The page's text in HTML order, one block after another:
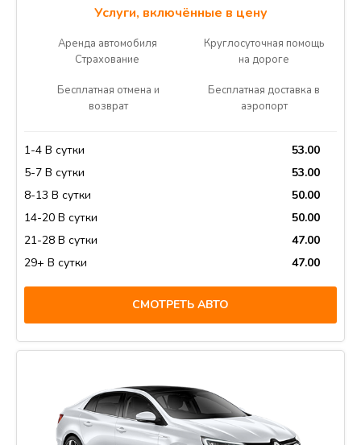
Услуги, включённые в цену
Аренда автомобиля
Страхование
Круглосуточная помощь
на дороге
Бесплатная отмена и
возврат
Бесплатная доставка в
аэропорт
1-4 В сутки
53.00
5-7 В сутки
53.00
8-13 В сутки
50.00
14-20 В сутки
50.00
21-28 В сутки
47.00
29+ В сутки
47.00
СМОТРЕТЬ АВТО